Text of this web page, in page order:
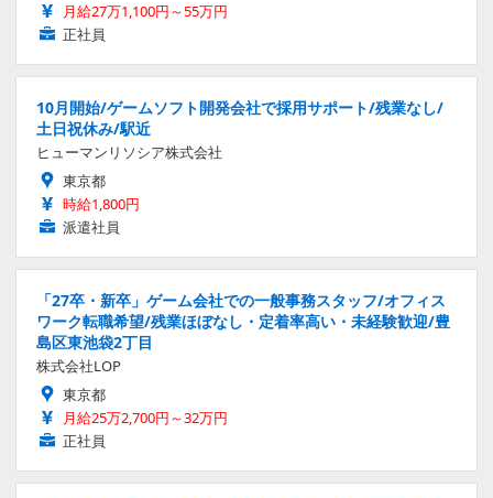
月給27万1,100円～55万円
正社員
10月開始/ゲームソフト開発会社で採用サポート/残業なし/
土日祝休み/駅近
ヒューマンリソシア株式会社
東京都
時給1,800円
派遣社員
「27卒・新卒」ゲーム会社での一般事務スタッフ/オフィス
ワーク転職希望/残業ほぼなし・定着率高い・未経験歓迎/豊
島区東池袋2丁目
株式会社LOP
東京都
月給25万2,700円～32万円
正社員